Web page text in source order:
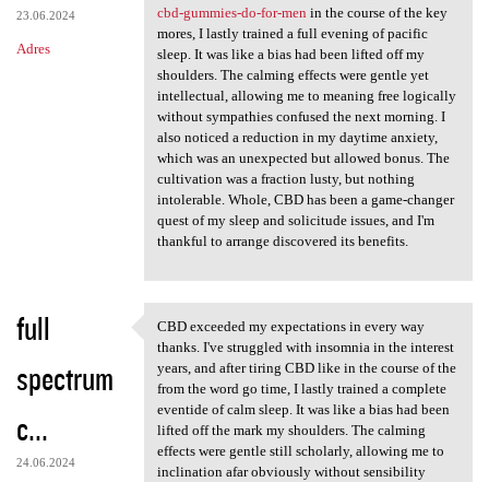
23.06.2024
Adres
cbd-gummies-do-for-men in the course of the key
mores, I lastly trained a full evening of pacific
sleep. It was like a bias had been lifted off my
shoulders. The calming effects were gentle yet
intellectual, allowing me to meaning free logically
without sympathies confused the next morning. I
also noticed a reduction in my daytime anxiety,
which was an unexpected but allowed bonus. The
cultivation was a fraction lusty, but nothing
intolerable. Whole, CBD has been a game-changer
quest of my sleep and solicitude issues, and I'm
thankful to arrange discovered its benefits.
full
spectrum
c...
24.06.2024
CBD exceeded my expectations
CBD exceeded my expectations in every way
thanks. I've struggled with insomnia in the interest
years, and after tiring CBD like in the course of the
from the word go time, I lastly trained a complete
eventide of calm sleep. It was like a bias had been
lifted off the mark my shoulders. The calming
effects were gentle still scholarly, allowing me to
inclination afar obviously without sensibility